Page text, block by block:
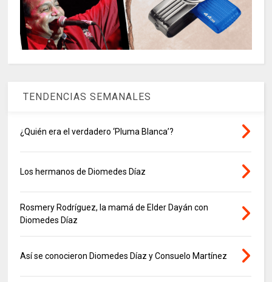
TENDENCIAS SEMANALES
¿Quién era el verdadero ‘Pluma Blanca’?
Los hermanos de Diomedes Díaz
Rosmery Rodríguez, la mamá de Elder Dayán con
Diomedes Díaz
Así se conocieron Diomedes Díaz y Consuelo Martínez